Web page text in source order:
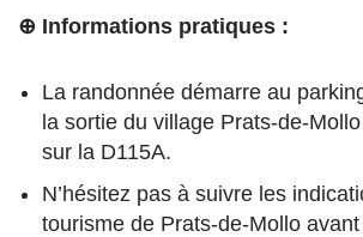
⊕ Informations pratiques :
La randonnée démarre au
la sortie du village Prats-de-
sur la D115A.
N’hésitez pas à suivre les
tourisme de Prats-de-Mollo